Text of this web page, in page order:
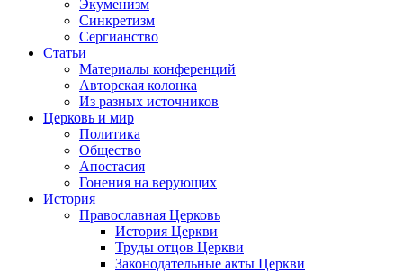
Экуменизм
Синкретизм
Сергианство
Статьи
Материалы конференций
Авторская колонка
Из разных источников
Церковь и мир
Политика
Общество
Апостасия
Гонения на верующих
История
Православная Церковь
История Церкви
Труды отцов Церкви
Законодательные акты Церкви